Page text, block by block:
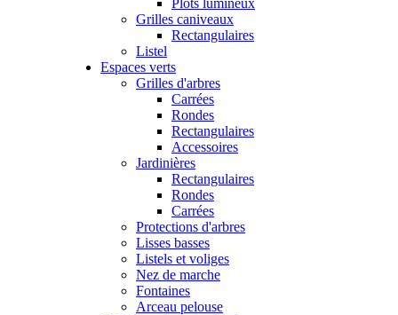
Plots lumineux
Grilles caniveaux
Rectangulaires
Listel
Espaces verts
Grilles d'arbres
Carrées
Rondes
Rectangulaires
Accessoires
Jardinières
Rectangulaires
Rondes
Carrées
Protections d'arbres
Lisses basses
Listels et voliges
Nez de marche
Fontaines
Arceau pelouse